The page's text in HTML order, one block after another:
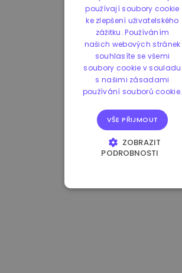
používají soubory cookie
ke zlepšení uživatelského
zážitku. Používáním
našich webových stránek
souhlasíte se všemi
soubory cookie v souladu
s našimi zásadami
používání souborů cookie.
VŠE PŘIJMOUT
ZOBRAZIT
PODROBNOSTI